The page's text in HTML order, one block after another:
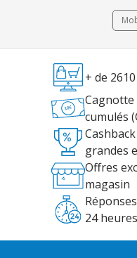
+ de
Cagnotte
cumulés
grandes
Offres
magasin
24